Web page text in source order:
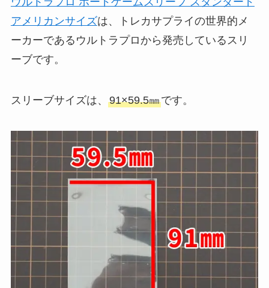
アメリカンサイズは、トレカサプライの世界的メ
ーカーであるウルトラプロから発売しているスリ
ーブです。
スリーブサイズは、 91×59.5㎜です。